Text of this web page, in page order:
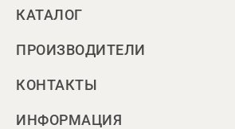
КАТАЛОГ
ПРОИЗВОДИТЕЛИ
КОНТАКТЫ
ИНФОРМАЦИЯ